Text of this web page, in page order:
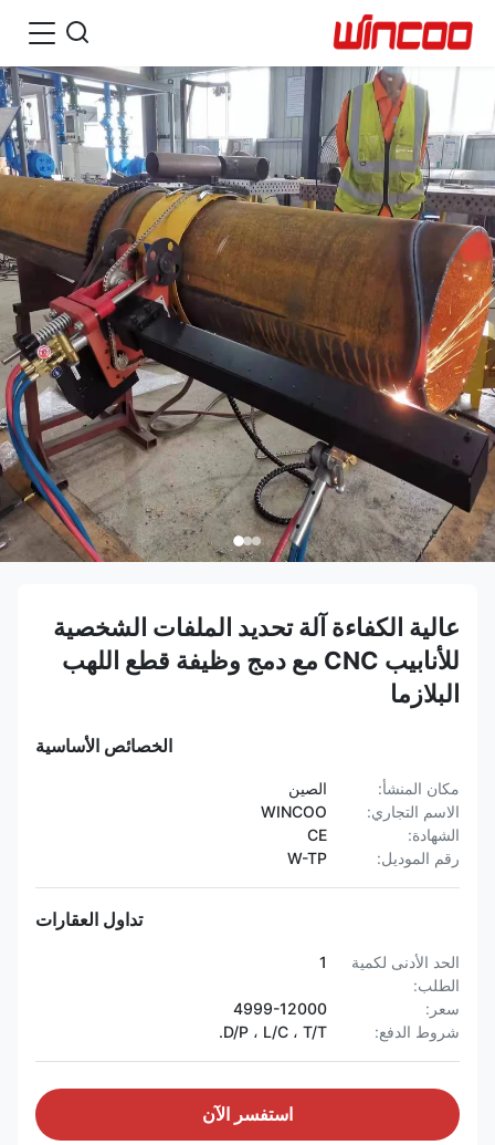
عالية الكفاءة آلة تحديد الملفات الشخصية
للأنابيب CNC مع دمج وظيفة قطع اللهب
البلازما
الخصائص الأساسية
مكان المنشأ:
الصين
الاسم التجاري:
WINCOO
الشهادة:
CE
رقم الموديل:
W-TP
تداول العقارات
الحد الأدنى لكمية
الطلب:
1
سعر:
4999-12000
شروط الدفع:
D/P ، L/C ، T/T.
استفسر الآن